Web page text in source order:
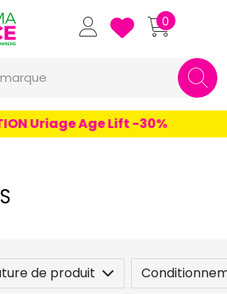
Pharmaforce Grande Pharmacie
0
Uriage Age Lift -30%
de produit